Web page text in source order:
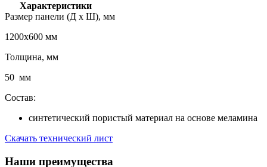
Характеристики
Размер панели (Д х Ш), мм
1200х600 мм
Толщина, мм
50 мм
Состав:
синтетический пористый материал на основе меламина
Скачать технический лист
Наши преимущества